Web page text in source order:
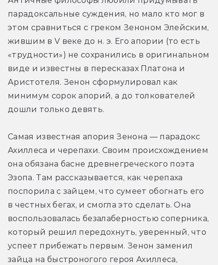
парадоксальные суждения, но мало кто мог в
этом сравниться с греком Зеноном Элейским,
жившим в V веке до н. э. Его апории (то есть
«трудности») не сохранились в оригинальном
виде и известны в пересказах Платона и
Аристотеля. Зенон сформулировал как
минимум сорок апорий, а до толкователей
дошли только девять.
Самая известная апория Зенона — парадокс
Ахиллеса и черепахи. Своим происхождением
она обязана басне древнегреческого поэта
Эзопа. Там рассказывается, как черепаха
поспорила с зайцем, что сумеет обогнать его
в честных бегах, и смогла это сделать. Она
воспользовалась безалаберностью соперника,
который решил передохнуть, уверенный, что
успеет прибежать первым. Зенон заменил
зайца на быстроногого героя Ахиллеса,